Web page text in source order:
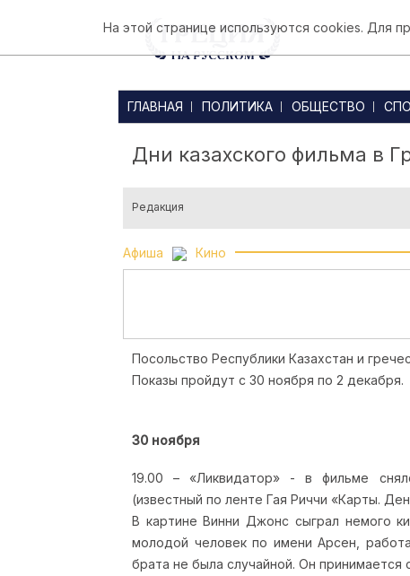
ГЛАВНАЯ ПОЛИТИКА ОБЩЕСТВО
Дни казахского фильма в
Редакция
Афиша Кино
Посольство Республики Казахстан и
Показы пройдут с 30 ноября по 2 декабря.
30 ноября
19.00 – «Ликвидатор» - в фильме
(известный по ленте Гая Риччи «Карты.
В картине Винни Джонс сыграл немого
молодой человек по имени Арсен,
брата не была случайной. Он
На этой странице используются cookies. Для